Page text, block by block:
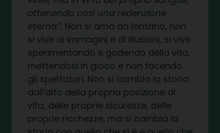
ottenendo così una redenzione
eterna”. Non si ama da lontano, non
si vive di immagini e di illusioni, si vive
sperimentando e godendo della vita,
mettendosi in gioco e non facendo
gli spettatori. Non si cambia la storia
dall’alto della propria posizione di
vita, delle proprie sicurezze, delle
proprie ricchezze, ma si cambia la